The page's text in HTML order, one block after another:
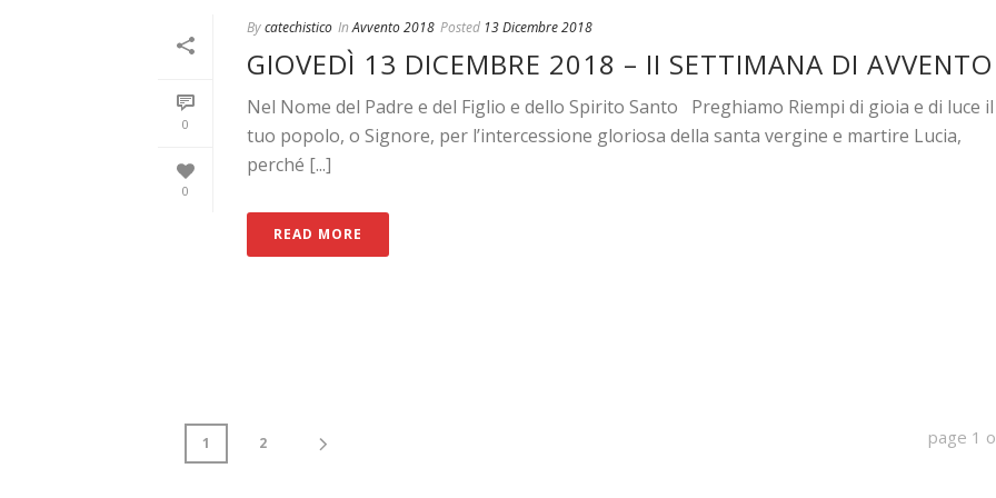
0
0
Bycatechistico In Avvento 2018 Posted 13 Dicembre 2018
GIOVEDÌ 13 DICEMBRE 2018 – II SETTIMANA DI AVVENTO
Nel Nome del Padre e del Figlio e dello Spirito Santo Preghiamo Riempi di gioia e di luce il
tuo popolo, o Signore, per l’intercessione gloriosa della santa vergine e martire Lucia,
perché [...]
READ MORE
1 2 page 1